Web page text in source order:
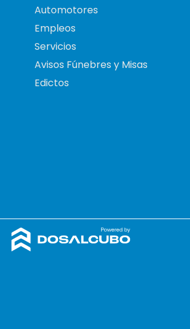
Automotores
Empleos
Servicios
Avisos Fúnebres y Misas
Edictos